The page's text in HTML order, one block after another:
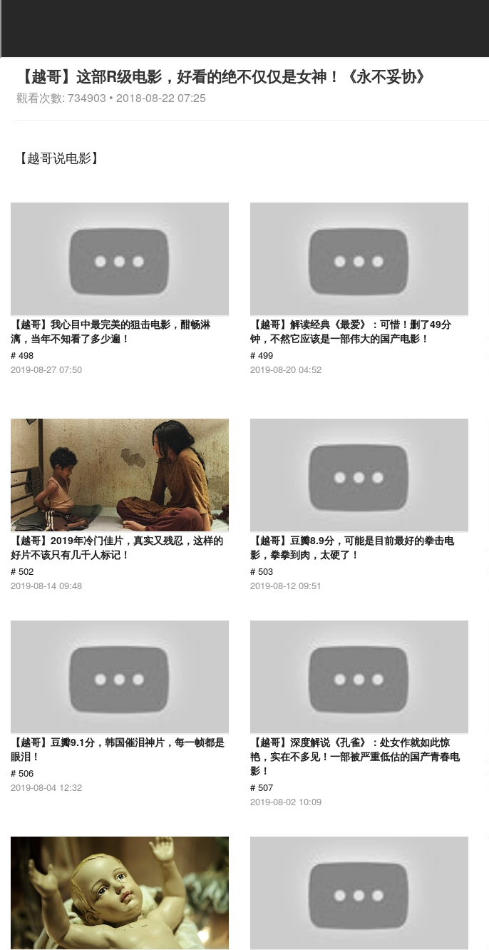
【越哥】这部R级电影，好看的绝不仅仅是女神！《永不妥协》
觀看次數: 734903 • 2018-08-22 07:25
【越哥说电影】
【越哥】我心目中最完美的狙击电影，酣畅淋
漓，当年不知看了多少遍！
# 498
2019-08-27 07:50
【越哥】解读经典《最爱》：可惜！删了49分
钟，不然它应该是一部伟大的国产电影！
# 499
2019-08-20 04:52
【越哥】2019年冷门佳片，真实又残忍，这样的
好片不该只有几千人标记！
# 502
2019-08-14 09:48
【越哥】豆瓣8.9分，可能是目前最好的拳击电
影，拳拳到肉，太硬了！
# 503
2019-08-12 09:51
【越哥】豆瓣9.1分，韩国催泪神片，每一帧都是
眼泪！
# 506
2019-08-04 12:32
【越哥】深度解说《孔雀》：处女作就如此惊
艳，实在不多见！一部被严重低估的国产青春电
影！
# 507
2019-08-02 10:09